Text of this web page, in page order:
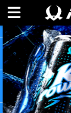
清潔美容機器 | K-